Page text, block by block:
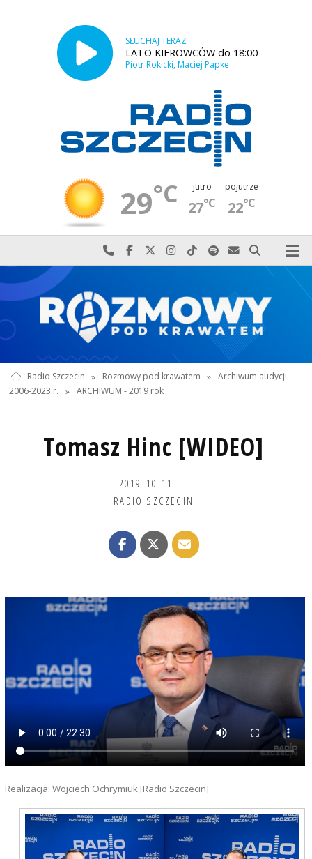
SŁUCHAJ TERAZ
LATO KIEROWCÓW do 18:00
Piotr Rokicki, Maciej Papke
29°C jutro
27°C
pojutrze
22°C
Najlepiej po prostu do nas zadzwoń
Odwiedź nas na Facebook-u
Odwiedź nas na X
Odwiedź nas na Instagram-ie
Odwiedź nas na TikTok-u
Szukaj nas na Spotify
Wyślij do nas
Szukaj
Radio Szczecin » Rozmowy pod krawatem » Archiwum audycji
2006-2023 r.
» ARCHIWUM - 2019 rok
Tomasz Hinc [WIDEO]
2019-10-11
RADIO SZCZECIN
Realizacja: Wojciech Ochrymiuk [Radio Szczecin]